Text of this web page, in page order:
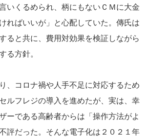
いくるめられ、柄にもないＣＭに大金
ればいいが」と心配していた。傳氏は
ると共に、費用対効果を検証しながら
る方針。
、コロナ禍や人手不足に対応するため
ルフレジの導入を進めたが、実は、幸
ーである高齢者からは「操作方法がよ
評だった。そんな電子化は２０２１年